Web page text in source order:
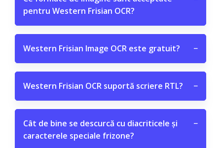
pentru Western Frisian OCR?
Western Frisian Image OCR este gratuit? −
Western Frisian OCR suportă scriere RTL? −
Cât de bine se descurcă cu diacriticele și
caracterele speciale frizone?
−